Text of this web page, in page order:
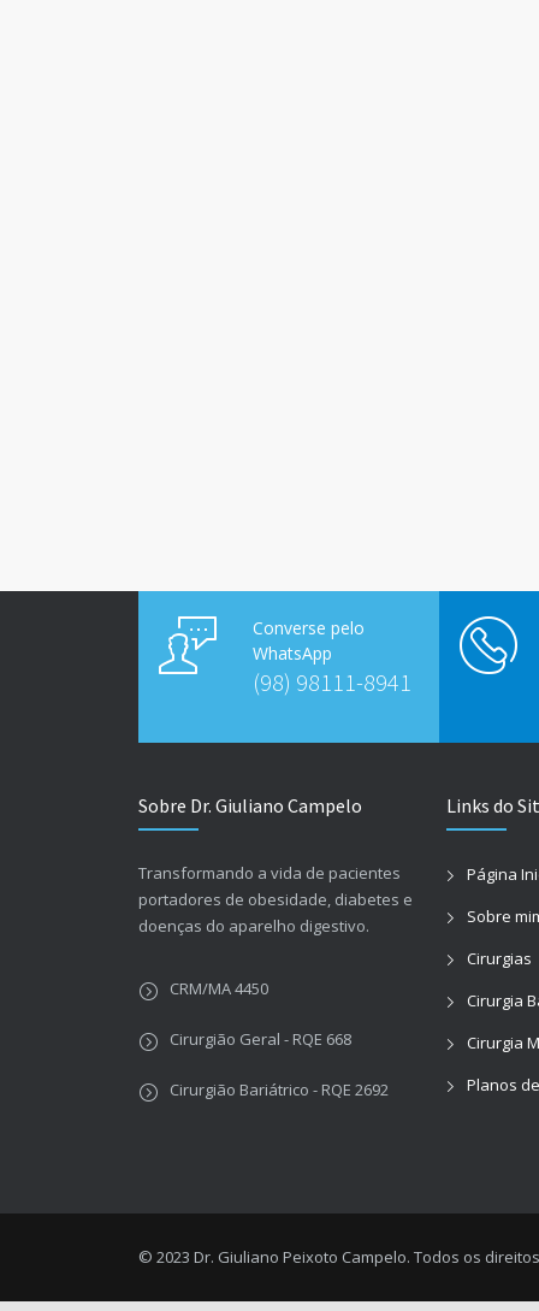
Converse pelo
WhatsApp
(98) 98111-8941
Sobre Dr. Giuliano Campelo
Transformando a vida de pacientes
portadores de obesidade, diabetes e
doenças do aparelho digestivo.
CRM/MA 4450
Cirurgião Geral - RQE 668
Cirurgião Bariátrico - RQE 2692
Links do
Página
Sobre
Cirurgias
Cirurgia
Cirurgia
Planos
© 2023 Dr. Giuliano Peixoto Campelo. Todos os